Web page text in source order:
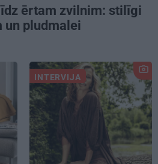
ērtam zvilnim: stilīgi
un pludmalei
INTERVIJA